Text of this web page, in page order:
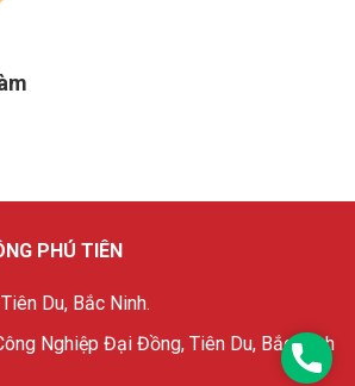
PHÚ TIÊN
Du, Bắc Ninh.
Nghiệp Đại Đồng, Tiên Du, Bắc Ninh